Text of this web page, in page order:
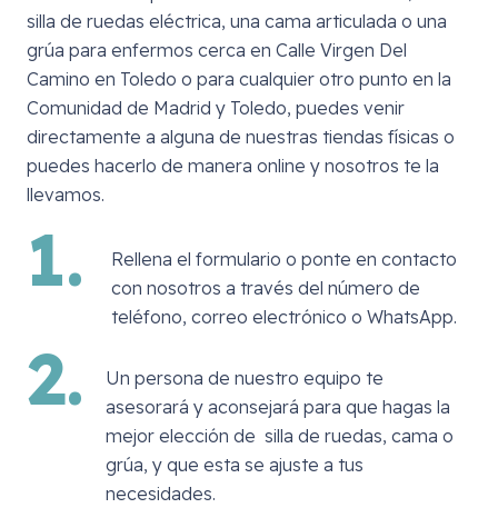
silla de ruedas eléctrica, una cama articulada o una
grúa para enfermos cerca en Calle Virgen Del
Camino en Toledo o para cualquier otro punto en la
Comunidad de Madrid y Toledo, puedes venir
directamente a alguna de nuestras tiendas físicas o
puedes hacerlo de manera online y nosotros te la
llevamos.
1.
Rellena el formulario o ponte en contacto
con nosotros a través del número de
teléfono, correo electrónico o WhatsApp.
2.
Un persona de nuestro equipo te
asesorará y aconsejará para que hagas la
mejor elección de silla de ruedas, cama o
grúa, y que esta se ajuste a tus
necesidades.